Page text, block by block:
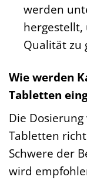
werden
hergestellt,
Qualität zu
Wie werden
Tabletten
Die
Tabletten
Schwere der
wird